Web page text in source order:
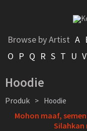
Browse by Artist A
O P Q R S T U V
Hoodie
Produk > Hoodie
Mohon maaf,
Silahkan